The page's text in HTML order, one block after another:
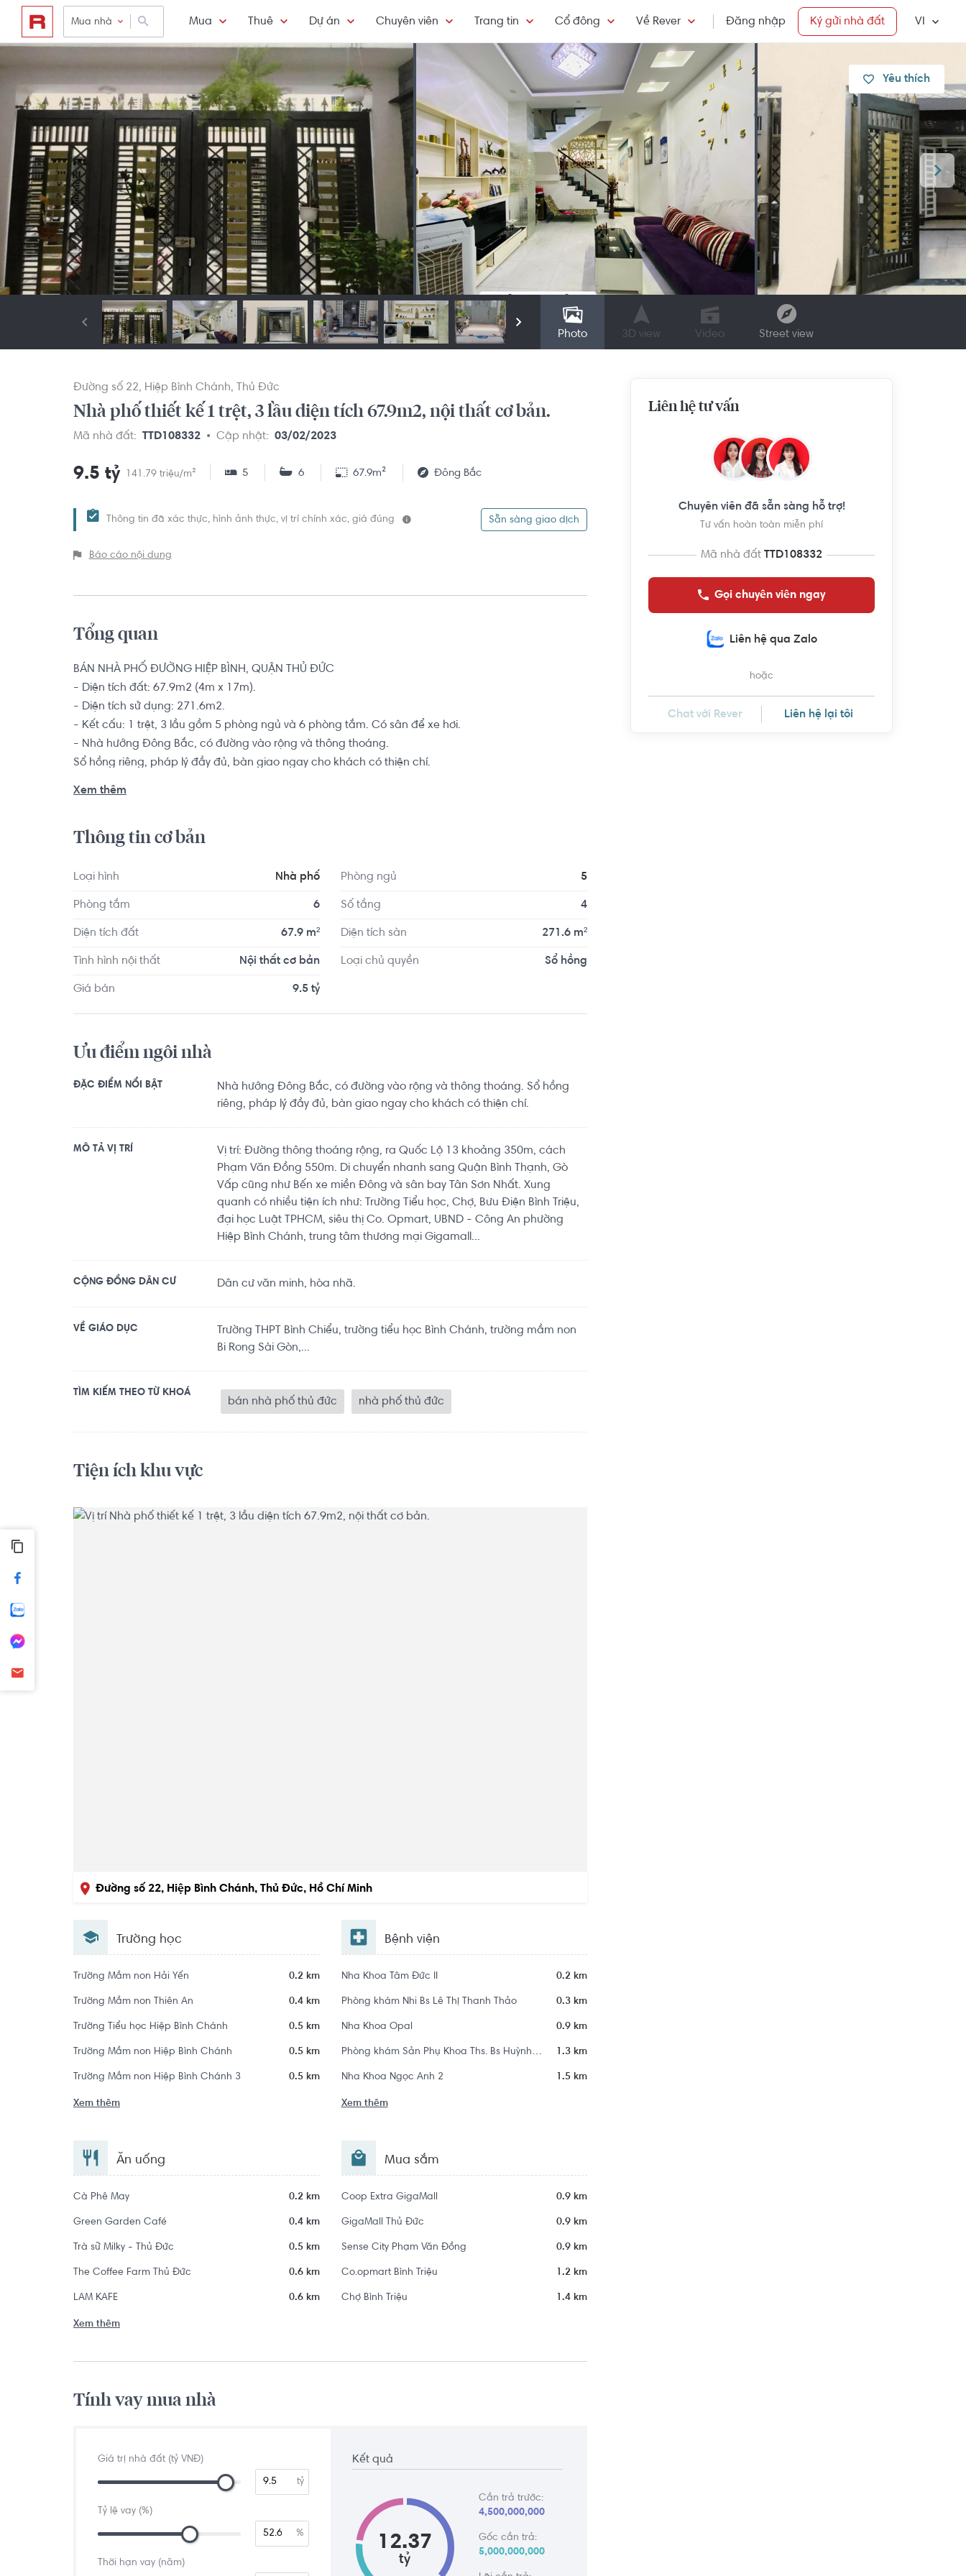
Mua nhà Mua Thuê Dự án Chuyên viên Trang tin Cổ đông Về Rever Đăng nhập Ký gửi nhà đất VI
Yêu thích
Photo 3D view Video Street view
Đường số 22 Hiệp Bình Chánh Thủ Đức
Nhà phố thiết kế 1 trệt, 3 lầu diện tích 67.9m2, nội thất cơ bản.
Mã nhà đất: TTD108332 Cập nhật: 03/02/2023
9.5 tỷ 141.79 triệu/m² 5 6 67.9m² Đông Bắc
Thông tin đã xác thực, hình ảnh thực, vị trí chính xác, giá đúng Sẵn sàng giao dịch
Báo cáo nội dung
Tổng quan
BÁN NHÀ PHỐ ĐƯỜNG HIỆP BÌNH, QUẬN THỦ ĐỨC
- Diện tích đất: 67.9m2 (4m x 17m).
- Diện tích sử dụng: 271.6m2.
- Kết cấu: 1 trệt, 3 lầu gồm 5 phòng ngủ và 6 phòng tắm. Có sân để xe hơi.
- Nhà hướng Đông Bắc, có đường vào rộng và thông thoáng.
Sổ hồng riêng, pháp lý đầy đủ, bàn giao ngay cho khách có thiện chí.
Nhất. Xung quanh có nhiều tiện ích như: Trường Tiểu học, Chợ, Bưu Điện Bình Triệu, đại học Luật
Gigamall...
Xem thêm
Thông tin cơ bản
Loại hình Nhà phố Phòng ngủ 5
Phòng tắm 6 Số tầng 4
Diện tích đất 67.9 m² Diện tích sàn 271.6 m²
Tình hình nội thất Nội thất cơ bản Loại chủ quyền Sổ hồng
Giá bán 9.5 tỷ
Ưu điểm ngôi nhà
ĐẶC ĐIỂM NỔI BẬT
Nhà hướng Đông Bắc, có đường vào rộng và thông thoáng. Sổ hồng
riêng, pháp lý đầy đủ, bàn giao ngay cho khách có thiện chí.
MÔ TẢ VỊ TRÍ
Vị trí: Đường thông thoáng rộng, ra Quốc Lộ 13 khoảng 350m, cách
Phạm Văn Đồng 550m. Di chuyển nhanh sang Quận Bình Thạnh, Gò
Vấp cũng như Bến xe miền Đông và sân bay Tân Sơn Nhất. Xung
quanh có nhiều tiện ích như: Trường Tiểu học, Chợ, Bưu Điện Bình Triệu,
đại học Luật TPHCM, siêu thị Co. Opmart, UBND - Công An phường
Hiệp Bình Chánh, trung tâm thương mại Gigamall...
CỘNG ĐỒNG DÂN CƯ Dân cư văn minh, hòa nhã.
VỀ GIÁO DỤC
Trường THPT Bình Chiểu, trường tiểu học Bình Chánh, trường mầm non
Bi Rong Sài Gòn,...
TÌM KIẾM THEO TỪ KHOÁ
bán nhà phố thủ đức nhà phố thủ đức
Tiện ích khu vực
Đường số 22, Hiệp Bình Chánh, Thủ Đức, Hồ Chí Minh
Trường học
Trường Mầm non Hải Yến 0.2 km
Trường Mầm non Thiên An 0.4 km
Trường Tiểu học Hiệp Bình Chánh 0.5 km
Trường Mầm non Hiệp Bình Chánh 0.5 km
Trường Mầm non Hiệp Bình Chánh 3 0.5 km
Xem thêm
Bệnh viện
Nha Khoa Tâm Đức II 0.2 km
Phòng khám Nhi Bs Lê Thị Thanh Thảo 0.3 km
Nha Khoa Opal 0.9 km
Phòng khám Sản Phụ Khoa Ths. Bs Huỳnh Thị Ngọc Thảo 1.3 km
Nha Khoa Ngọc Anh 2 1.5 km
Xem thêm
Ăn uống
Cà Phê May 0.2 km
Green Garden Café 0.4 km
Trà sữ Milky - Thủ Đức 0.5 km
The Coffee Farm Thủ Đức 0.6 km
LAM KAFE 0.6 km
Xem thêm
Mua sắm
Coop Extra GigaMall 0.9 km
GigaMall Thủ Đức 0.9 km
Sense City Phạm Văn Đồng 0.9 km
Co.opmart Bình Triệu 1.2 km
Chợ Bình Triệu 1.4 km
Tính vay mua nhà
Giá trị nhà đất (tỷ VNĐ)
tỷ
Tỷ lệ vay (%)
%
Thời hạn vay (năm)
Kết quả
12.37
tỷ
Cần trả trước:
4,500,000,000
Gốc cần trả:
5,000,000,000
Liên hệ tư vấn
Chuyên viên đã sẵn sàng hỗ trợ!
Tư vấn hoàn toàn miễn phí
Mã nhà đất TTD108332
Gọi chuyên viên ngay
Liên hệ qua Zalo
hoặc
Chat với Rever Liên hệ lại tôi